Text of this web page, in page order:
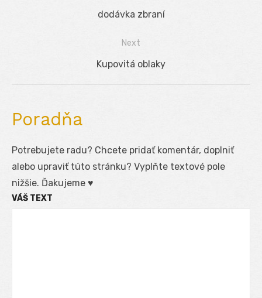
Previous
dodávka zbraní
Next
Next
Kupovitá oblaky
Poradňa
Potrebujete radu? Chcete pridať komentár, doplniť
alebo upraviť túto stránku? Vyplňte textové pole
nižšie. Ďakujeme ♥
VÁŠ TEXT